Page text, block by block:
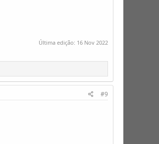
Última edição: 16 Nov 2022
#9